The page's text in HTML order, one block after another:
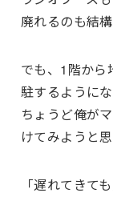
廃れるのも結
でも、1階から
駐するように
ちょうど俺が
けてみようと
「遅れてきて